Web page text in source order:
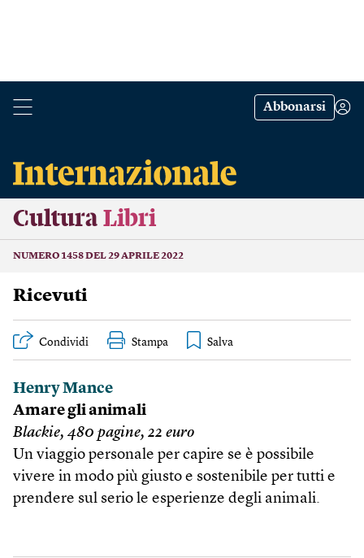
Abbonarsi
Cultura Libri
NUMERO 1458 DEL 29 APRILE 2022
Ricevuti
Condividi Stampa
Henry Mance
Amare gli animali
Blackie, 480 pagine, 22 euro
Un viaggio personale per capire se è possibile
vivere in modo più giusto e sostenibile per tutti e
prendere sul serio le esperienze degli animali.